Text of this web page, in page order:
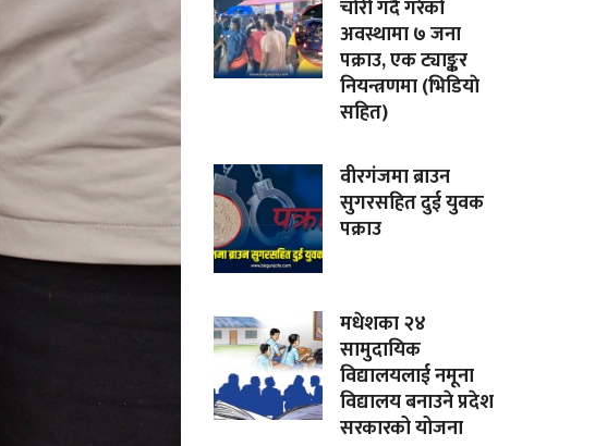
चोरी गर्दै गरेको
अवस्थामा ७ जना
पक्राउ, एक ट्याङ्कर
नियन्त्रणमा (भिडियाे
सहित)
वीरगंजमा ब्राउन
सुगरसहित दुई युवक
पक्राउ
मधेशका २४
सामुदायिक
विद्यालयलाई नमूना
विद्यालय बनाउने प्रदेश
सरकारको योजना